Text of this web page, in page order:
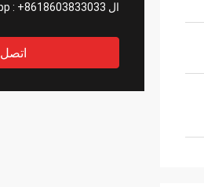
ال WhatsApp : +8618603833033
اتصل